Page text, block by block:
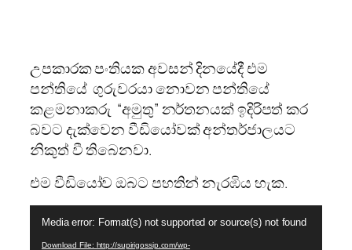
උපකාරක පංතියක අවසන් දිනයේදී එම
පන්තියේ ගුරුවරයා නොවන පන්තියේ
කළමනාකරු “අමුතු” නර්තනයක් ඉදිරිපත් කර
බවට දැක්වෙන වීඩියෝවක් අන්තර්ජාලයට
නිකුත් වී තිබෙනවා.
එම වීඩියෝව ඔබට පහතින් නැරඹිය හැක.
Player
Media error: Format(s) not supported or source(s) not found
Download File: http://supirigossip.com/wp-